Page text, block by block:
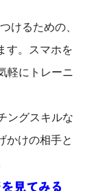
けるための、
す。スマホを
軽にトレーニ
ングスキルな
かけの相手と
見てみる